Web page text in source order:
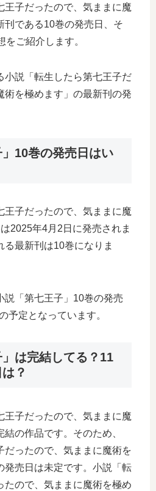
王子だったので、気ままに魔
刊である10巻の発売日、そ
をご紹介します。
小説「転生したら第七王子だ
術を極めます」の最新刊の発
10巻の発売日はい
王子だったので、気ままに魔
2025年4月2日に発売されま
る最新刊は10巻になりま
説「第七王子」10巻の発売
予定となっています。
は完結してる？11
？
王子だったので、気ままに魔
の作品です。そのため、
だったので、気ままに魔術を
発売日は未定です。小説「転
たので、気ままに魔術を極め